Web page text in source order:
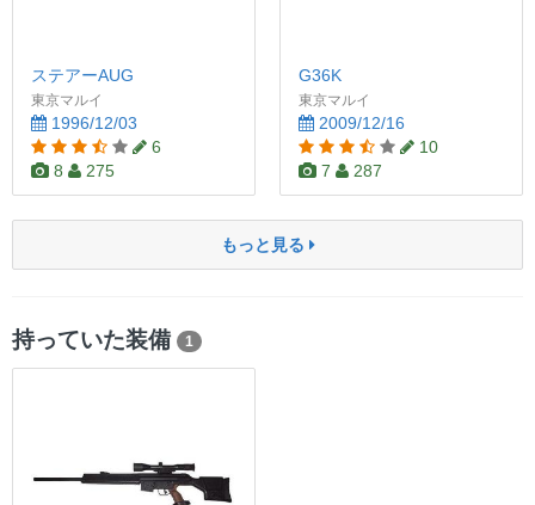
ステアーAUG
東京マルイ
1996/12/03
6
8
275
G36K
東京マルイ
2009/12/16
10
7
287
もっと見る
持っていた装備 1